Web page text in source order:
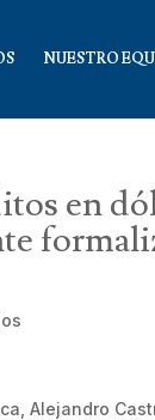
NUESTRO
en
Alejandro